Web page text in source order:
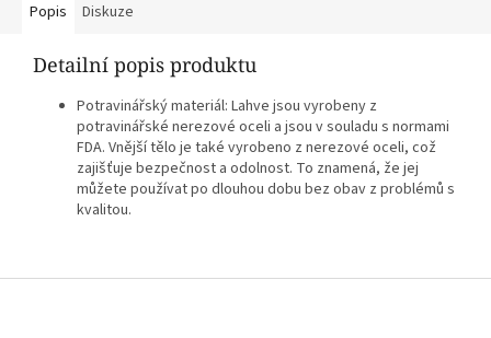
Popis Diskuze
Detailní popis produktu
Potravinářský materiál: Lahve jsou vyrobeny z
potravinářské nerezové oceli a jsou v souladu s normami
FDA. Vnější tělo je také vyrobeno z nerezové oceli, což
zajišťuje bezpečnost a odolnost. To znamená, že jej
můžete používat po dlouhou dobu bez obav z problémů s
kvalitou.
Z